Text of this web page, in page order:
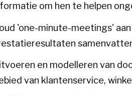
om hen te helpen
'one-minute-meetings'
en modelleren van
van klantenservice,